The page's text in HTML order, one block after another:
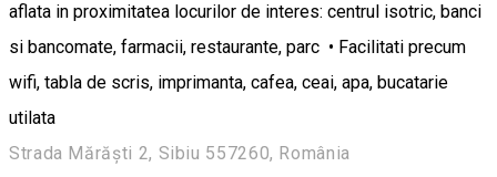
aflata in proximitatea locurilor de interes: centrul isotric, banci
si bancomate, farmacii, restaurante, parc • Facilitati precum
wifi, tabla de scris, imprimanta, cafea, ceai, apa, bucatarie
utilata
Strada Mărăști 2, Sibiu 557260, România